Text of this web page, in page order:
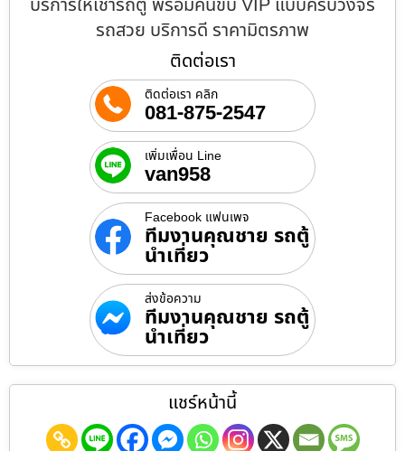
บริการให้เช่ารถตู้ พร้อมคนขับ VIP แบบครบวงจร
รถสวย บริการดี ราคามิตรภาพ
ติดต่อเรา
ติดต่อเรา คลิก
081-875-2547
เพิ่มเพื่อน Line
van958
Facebook แฟนเพจ
ทีมงานคุณชาย รถตู้
นำเที่ยว
ส่งข้อความ
ทีมงานคุณชาย รถตู้
นำเที่ยว
แชร์หน้านี้